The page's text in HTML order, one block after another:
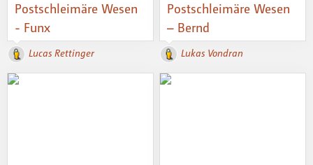
Postschleimäre Wesen
- Funx
Lucas Rettinger
Postschleimäre Wesen
– Bernd
Lukas Vondran